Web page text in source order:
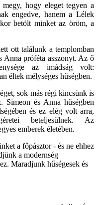
hogy eleget tegyen a
engedve, hanem a Lélek
betölt minket az öröm, a
ott találunk a templomban
Anna próféta asszonyt. Az ő
az imádság volt:
éltek mélységes hűségben.
sok más régi kincsünk is
Simeon és Anna hűségben
és ez elég volt arra,
beteljesülnek. Az
emberek életében.
a főpásztor - és ne ehhez
a modernség
Maradjunk hűségesek és